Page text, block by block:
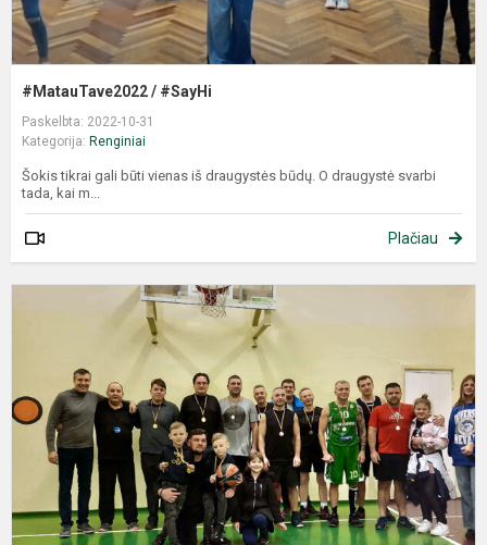
#MatauTave2022 / #SayHi
Paskelbta: 2022-10-31
Kategorija: Renginiai
Šokis tikrai gali būti vienas iš draugystės būdų. O draugystė svarbi
tada, kai m...
Plačiau